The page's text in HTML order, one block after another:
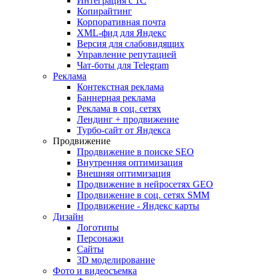
Копирайтинг
Корпоративная почта
XML-фид для Яндекс
Версия для слабовидящих
Управление репутацией
Чат-боты для Telegram
Реклама
Контекстная реклама
Баннерная реклама
Реклама в соц. сетях
Лендинг + продвижение
Турбо-сайт от Яндекса
Продвижение
Продвижение в поиске SEO
Внутренняя оптимизация
Внешняя оптимизация
Продвижение в нейросетях GEO
Продвижение в соц. сетях SMM
Продвижение - Яндекс карты
Дизайн
Логотипы
Персонажи
Сайты
3D моделирование
Фото и видеосъемка